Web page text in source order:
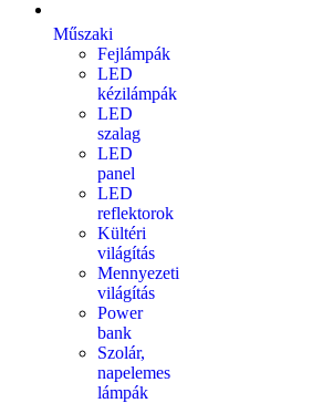
Műszaki
Fejlámpák
LED
kézilámpák
LED
szalag
LED
panel
LED
reflektorok
Kültéri
világítás
Mennyezeti
világítás
Power
bank
Szolár,
napelemes
lámpák